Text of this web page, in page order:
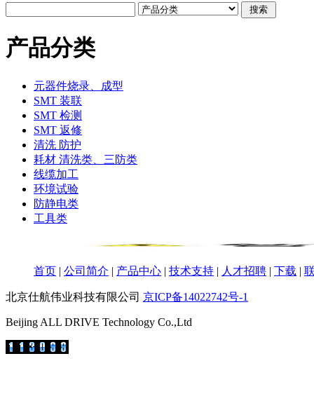
产品分类
元器件烧录、成型
SMT 装联
SMT 检测
SMT 返修
清洗 防护
耗材 清洗类、三防类
线缆加工
环境试验
防静电类
工具类
首页 | 公司简介 | 产品中心 | 技术支持 | 人才招聘 | 下载 |
北京仕航伟业科技有限公司 京ICP备14022742号-1
Beijing ALL DRIVE Technology Co.,Ltd